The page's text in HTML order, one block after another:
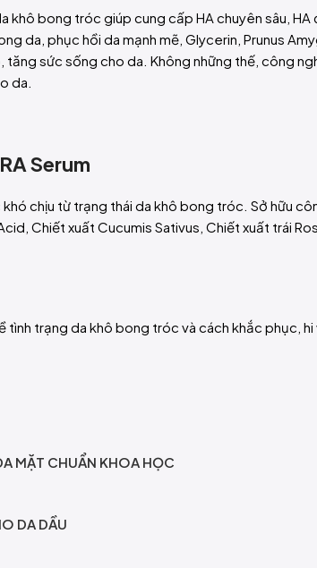
khô bong tróc giúp cung cấp HA chuyên sâu,
da, phục hồi da mạnh mẽ, Glycerin, Prunus
sức sống cho da. Không những thế, công
da.
Serum
chịu từ trạng thái da khô bong tróc. Sở hữu
Chiết xuất Cucumis Sativus, Chiết xuất trái
trạng da khô bong tróc và cách khắc phục,
MẶT CHUẨN KHOA HỌC
DA DẦU